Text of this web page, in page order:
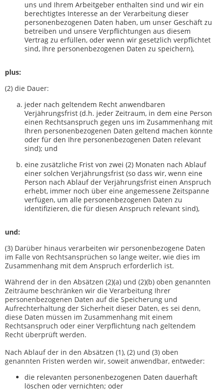
uns und Ihrem Arbeitgeber enthalten sind und wir ein
berechtigtes Interesse an der Verarbeitung dieser
personenbezogenen Daten haben, um unser Geschäft zu
betreiben und unsere Verpflichtungen aus diesem
Vertrag zu erfüllen, oder wenn wir gesetzlich verpflichtet
sind, Ihre personenbezogenen Daten zu speichern),
plus:
(2) die Dauer:
jeder nach geltendem Recht anwendbaren
Verjährungsfrist (d.h. jeder Zeitraum, in dem eine Person
einen Rechtsanspruch gegen uns im Zusammenhang mit
Ihren personenbezogenen Daten geltend machen könnte
oder für den Ihre personenbezogenen Daten relevant
sind); und
eine zusätzliche Frist von zwei (2) Monaten nach Ablauf
einer solchen Verjährungsfrist (so dass wir, wenn eine
Person nach Ablauf der Verjährungsfrist einen Anspruch
erhebt, immer noch über eine angemessene Zeitspanne
verfügen, um alle personenbezogenen Daten zu
identifizieren, die für diesen Anspruch relevant sind),
und:
(3) Darüber hinaus verarbeiten wir personenbezogene Daten
im Falle von Rechtsansprüchen so lange weiter, wie dies im
Zusammenhang mit dem Anspruch erforderlich ist.
Während der in den Absätzen (2)(a) und (2)(b) oben genannten
Zeiträume beschränken wir die Verarbeitung Ihrer
personenbezogenen Daten auf die Speicherung und
Aufrechterhaltung der Sicherheit dieser Daten, es sei denn,
diese Daten müssen im Zusammenhang mit einem
Rechtsanspruch oder einer Verpflichtung nach geltendem
Recht überprüft werden.
Nach Ablauf der in den Absätzen (1), (2) und (3) oben
genannten Fristen werden wir, soweit anwendbar, entweder:
die relevanten personenbezogenen Daten dauerhaft
löschen oder vernichten; oder